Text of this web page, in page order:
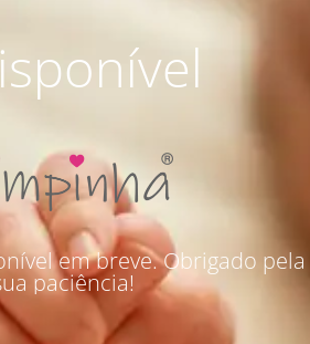
em breve. Obrigado pela
paciência!